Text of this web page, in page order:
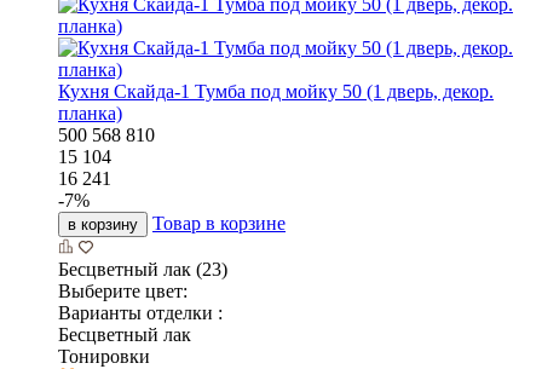
Кухня Скайда-1 Тумба под мойку 50 (1 дверь, декор.
планка)
500 568 810
15 104
16 241
-7%
в корзину Товар в корзине
Бесцветный лак (23)
Выберите цвет:
Варианты отделки :
Бесцветный лак
Тонировки